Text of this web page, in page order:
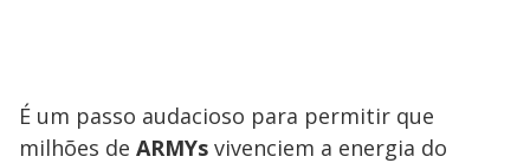
É um passo audacioso para permitir que
milhões de ARMYs vivenciem a energia do